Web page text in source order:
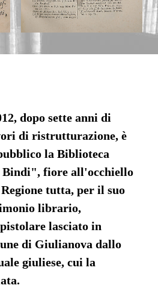
dopo sette anni di
di ristrutturazione, è
la Biblioteca
Bindi", fiore all'occhiello
tutta, per il suo
librario,
lasciato in
di Giulianova dallo
giuliese, cui la